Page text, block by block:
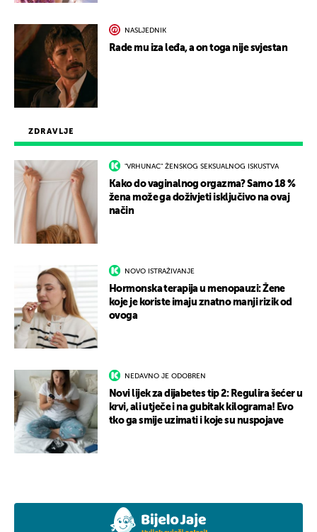
ZDRAVLJE
"VRHUNAC" ŽENSKOG SEKSUALNOG ISKUSTVA
Kako do vaginalnog orgazma? Samo 18 %
žena može ga doživjeti isključivo na ovaj
način
NOVO ISTRAŽIVANJE
Hormonska terapija u menopauzi: Žene
koje je koriste imaju znatno manji rizik od
ovoga
NEDAVNO JE ODOBREN
Novi lijek za dijabetes tip 2: Regulira šećer u
krvi, ali utječe i na gubitak kilograma! Evo
tko ga smije uzimati i koje su nuspojave
NASLJEDNIK
Rade mu iza leđa, a on toga nije svjestan